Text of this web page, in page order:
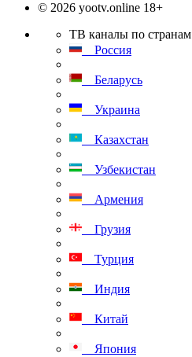
© 2026 yootv.online 18+
ТВ каналы по странам
Россия
Беларусь
Украина
Казахстан
Узбекистан
Армения
Грузия
Турция
Индия
Китай
Япония